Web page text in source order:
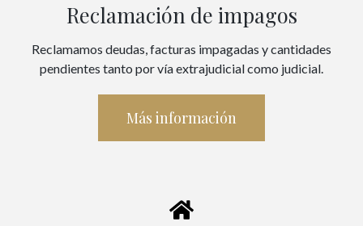
Reclamación de impagos
Reclamamos deudas, facturas impagadas y cantidades
pendientes tanto por vía extrajudicial como judicial.
Más información